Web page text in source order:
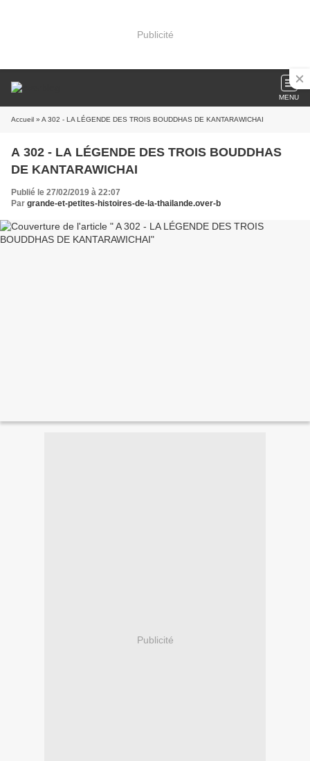
Publicité
MENU
Accueil » A 302 - LA LÉGENDE DES TROIS BOUDDHAS DE KANTARAWICHAI
A 302 - LA LÉGENDE DES TROIS BOUDDHAS
DE KANTARAWICHAI
Publié le 27/02/2019 à 22:07
Par grande-et-petites-histoires-de-la-thailande.over-b
Publicité